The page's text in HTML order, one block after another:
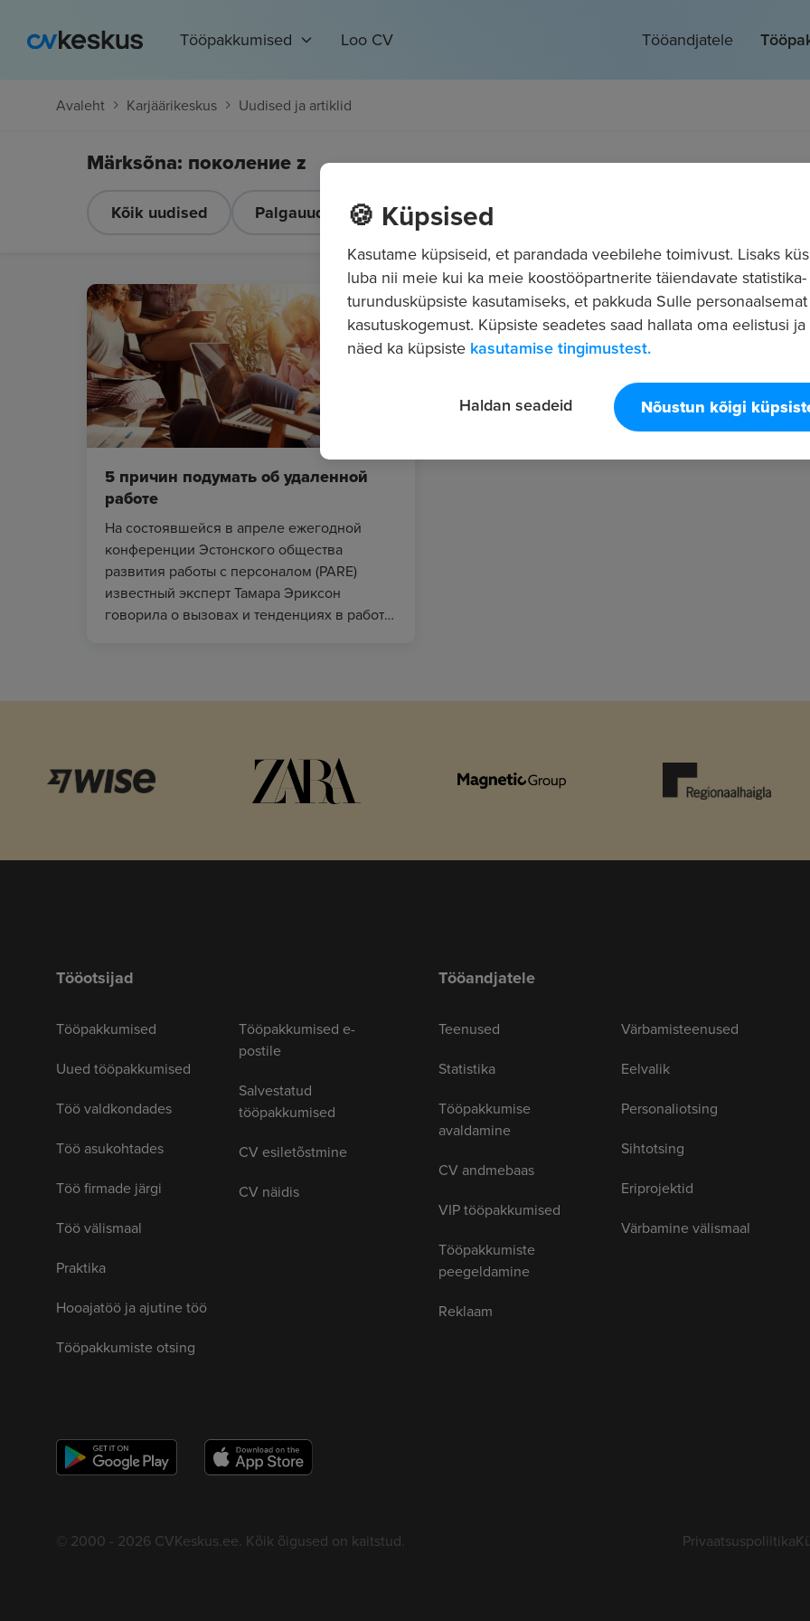
Tööpakkumised Loo CV Tööandjatele
Avaleht Karjäärikeskus Uudised ja artiklid
Märksõna: поколение z
Kõik uudised Palgauudised Sisuturundus
5 причин подумать об удаленной
работе
На состоявшейся в апреле ежегодной
конференции Эстонского общества
развития работы с персоналом (PARE)
известный эксперт Тамара Эриксон
говорила о вызовах и тенденциях в работе
Tööotsijad
Tööpakkumised
Uued tööpakkumised
Töö valdkondades
Töö asukohtades
Töö firmade järgi
Töö välismaal
Praktika
Hooajatöö ja ajutine töö
Tööpakkumiste otsing
Tööpakkumised e-
postile
Salvestatud
tööpakkumised
CV esiletõstmine
CV näidis
Tööandjatele
Teenused
Statistika
Tööpakkumise
avaldamine
CV andmebaas
VIP tööpakkumised
Tööpakkumiste
peegeldamine
Reklaam
Värbamisteenused
Eelvalik
Personaliotsing
Sihtotsing
Eriprojektid
Värbamine välismaal
© 2000 - 2026 CVKeskus.ee. Kõik õigused on kaitstud. Privaatsuspoliitika
🍪 Küpsised
Kasutame küpsiseid, et parandada veebilehe toimivust. Lisaks
luba nii meie kui ka meie koostööpartnerite täiendavate statistika-
turundusküpsiste kasutamiseks, et pakkuda Sulle personaalsemat
kasutuskogemust. Küpsiste seadetes saad hallata oma eelistusi
näed ka küpsiste kasutamise tingimustest.
Nõustun kõigi
Haldan seadeid